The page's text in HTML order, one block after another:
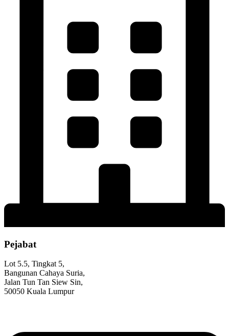
Pejabat
Lot 5.5, Tingkat 5,
Bangunan Cahaya Suria,
Jalan Tun Tan Siew Sin,
50050 Kuala Lumpur